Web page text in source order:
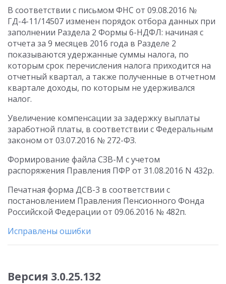
В соответствии с письмом ФНС от 09.08.2016 №
ГД-4-11/14507 изменен порядок отбора данных при
заполнении Раздела 2 Формы 6-НДФЛ: начиная с
отчета за 9 месяцев 2016 года в Разделе 2
показываются удержанные суммы налога, по
которым срок перечисления налога приходится на
отчетный квартал, а также полученные в отчетном
квартале доходы, по которым не удерживался
налог.
Увеличение компенсации за задержку выплаты
заработной платы, в соответствии с Федеральным
законом от 03.07.2016 № 272-ФЗ.
Формирование файла СЗВ-М с учетом
распоряжения Правления ПФР от 31.08.2016 N 432р.
Печатная форма ДСВ-3 в соответствии с
постановлением Правления Пенсионного Фонда
Российской Федерации от 09.06.2016 № 482п.
Исправлены ошибки
Версия 3.0.25.132